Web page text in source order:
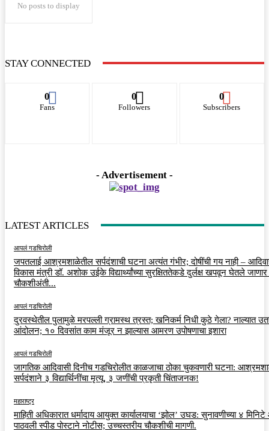
No posts to display
STAY CONNECTED
0
Fans
0
Followers
0
Subscribers
- Advertisement -
LATEST ARTICLES
आपलं गडचिरोली
जपतलाई आश्रमशाळेतील सर्पदंशाची घटना अत्यंत गंभीर; दोषींची गय नाही –
विकास मंत्री डॉ. अशोक उईके विद्यार्थ्यांच्या सुरक्षिततेकडे दुर्लक्ष खपवून घेतले जाणार
चौकशीअंती...
आपलं गडचिरोली
दुरवस्थेतील पुलामुळे मरपल्ली ग्रामस्थ त्रस्त; खनिकर्म निधी कुठे गेला? नाल्यात
आंदोलन; १० दिवसांत काम मंजूर न झाल्यास आमरण उपोषणाचा इशारा
आपलं गडचिरोली
जागतिक आदिवासी दिनीच गडचिरोलीत काळजाचा ठोका चुकवणारी घटना:
सर्पदंशाने ३ विद्यार्थिनींचा मृत्यू, ३ जणींची प्रकृती चिंताजनक!
महाराष्ट्र
माहिती अधिकारात धर्मादाय आयुक्त कार्यालयाचा ‘झोल’ उघड: सुनावणीच्या ४
पाठवली स्पीड पोस्टाने नोटीस; उच्चस्तरीय चौकशीची मागणी.